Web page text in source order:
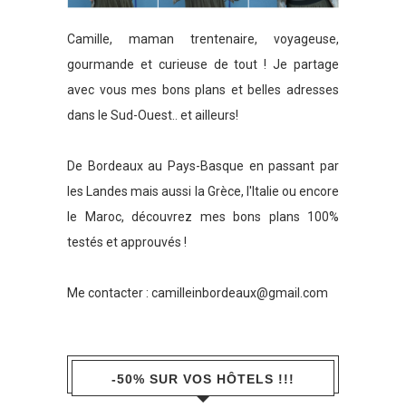
Camille, maman trentenaire, voyageuse,
gourmande et curieuse de tout ! Je partage
avec vous mes bons plans et belles adresses
dans le Sud-Ouest.. et ailleurs!
De Bordeaux au Pays-Basque en passant par
les Landes mais aussi la Grèce, l'Italie ou encore
le Maroc, découvrez mes bons plans 100%
testés et approuvés !
Me contacter : camilleinbordeaux@gmail.com
-50% SUR VOS HÔTELS !!!